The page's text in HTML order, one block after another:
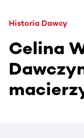
Historia Dawcy
Celina